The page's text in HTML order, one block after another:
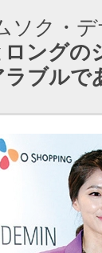
ソク・
ロングの
ブルで